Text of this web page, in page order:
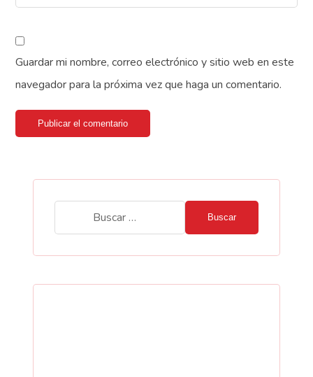
Guardar mi nombre, correo electrónico y sitio web en este
navegador para la próxima vez que haga un comentario.
Publicar el comentario
Buscar